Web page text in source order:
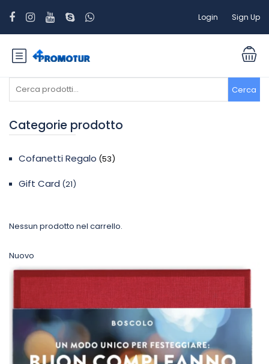
Login Sign Up
Cerca
Categorie prodotto
Cofanetti Regalo (53)
Gift Card (21)
Nessun prodotto nel carrello.
Nuovo